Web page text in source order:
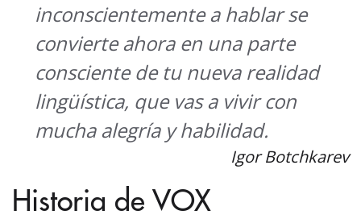
inconscientemente a hablar se
convierte ahora en una parte
consciente de tu nueva realidad
lingüística, que vas a vivir con
mucha alegría y habilidad.
Igor Botchkarev
Historia de VOX